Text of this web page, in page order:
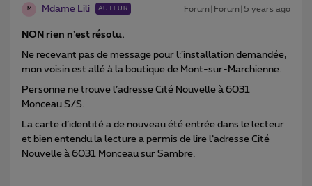
M Mdame Lili AUTEUR Forum|Forum|5 years ago
NON rien n’est résolu.
Ne recevant pas de message pour l:’installation demandée,
mon voisin est allé à la boutique de Mont-sur-Marchienne.
Personne ne trouve l’adresse Cité Nouvelle à 6031
Monceau S/S.
La carte d’identité a de nouveau été entrée dans le lecteur
et bien entendu la lecture a permis de lire l’adresse Cité
Nouvelle à 6031 Monceau sur Sambre.